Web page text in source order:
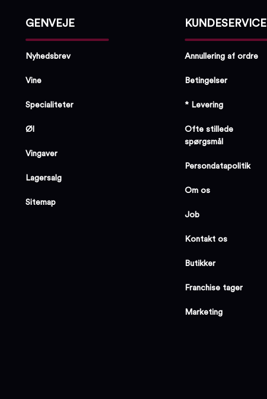
GENVEJE
Nyhedsbrev
Vine
Specialiteter
Øl
Vingaver
Lagersalg
Sitemap
KUNDESERVICE
Annullering af ordre
Betingelser
* Levering
Ofte stillede
spørgsmål
Persondatapolitik
Om os
Job
Kontakt os
Butikker
Franchise tager
Marketing